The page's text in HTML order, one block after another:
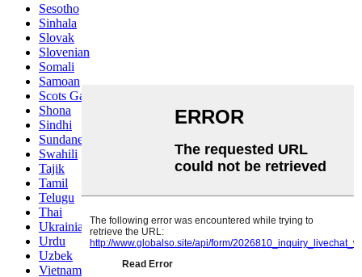
Sesotho
Sinhala
Slovak
Slovenian
Somali
Samoan
Scots Gaelic
Shona
Sindhi
Sundanese
Swahili
Tajik
Tamil
Telugu
Thai
Ukrainian
Urdu
Uzbek
Vietnamese